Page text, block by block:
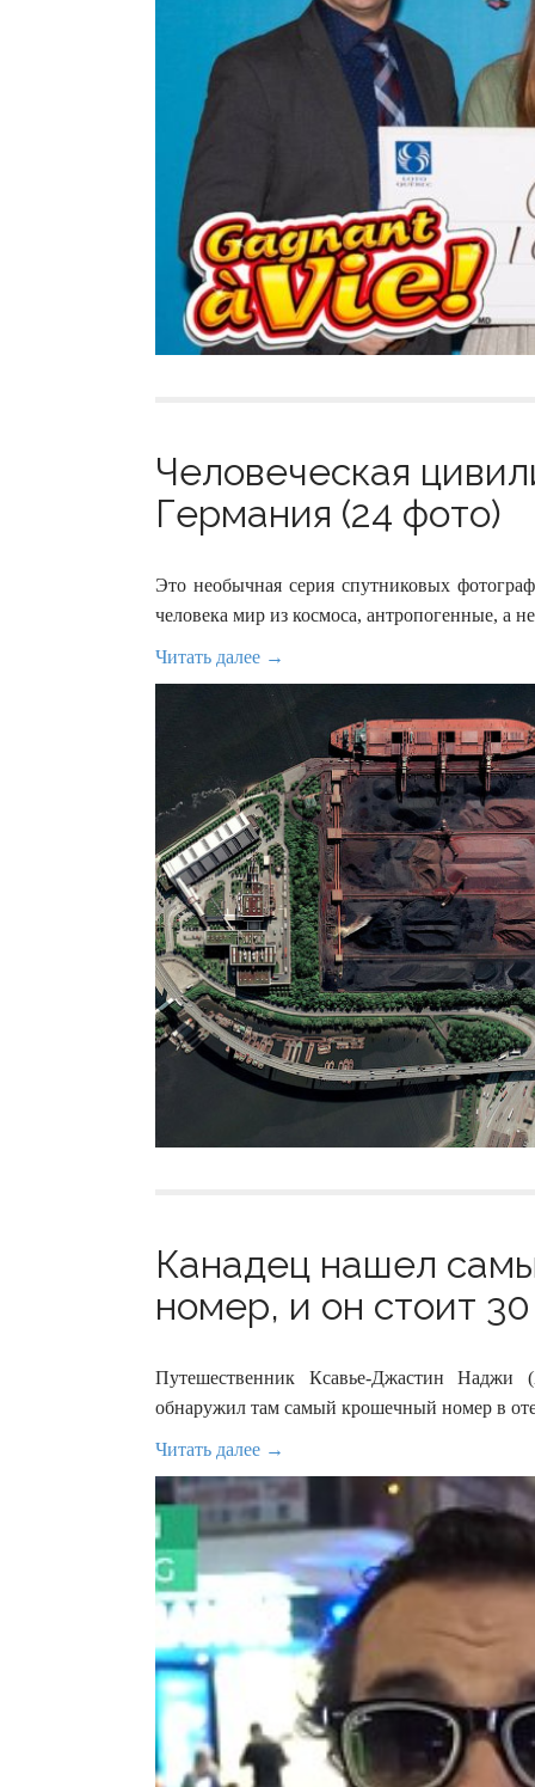
Человеческая
Германия (24 фото)
Это необычная серия спутниковых
человека мир из космоса, антропогенные, а
Читать далее →
Канадец нашел
номер, и он стоит
Путешественник Ксавье-Джастин
обнаружил там самый крошечный номер в
Читать далее →